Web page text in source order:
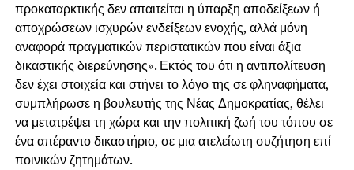
προκαταρκτικής δεν απαιτείται η ύπαρξη αποδείξεων ή
αποχρώσεων ισχυρών ενδείξεων ενοχής, αλλά μόνη
αναφορά πραγματικών περιστατικών που είναι άξια
δικαστικής διερεύνησης». Εκτός του ότι η αντιπολίτευση
δεν έχει στοιχεία και στήνει το λόγο της σε φληναφήματα,
συμπλήρωσε η βουλευτής της Νέας Δημοκρατίας, θέλει
να μετατρέψει τη χώρα και την πολιτική ζωή του τόπου σε
ένα απέραντο δικαστήριο, σε μια ατελείωτη συζήτηση επί
ποινικών ζητημάτων.